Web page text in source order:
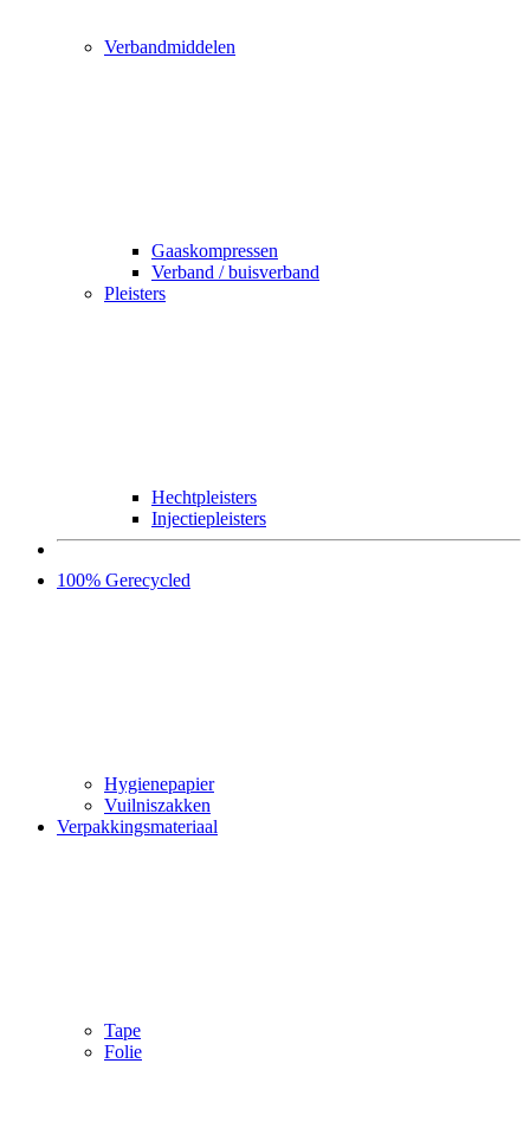
Verbandmiddelen
Gaaskompressen
Verband / buisverband
Pleisters
Hechtpleisters
Injectiepleisters
100% Gerecycled
Hygienepapier
Vuilniszakken
Verpakkingsmateriaal
Tape
Folie